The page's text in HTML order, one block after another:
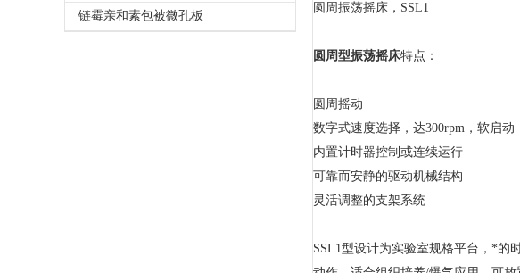
针法）
链霉亲和素包被微孔板
圆周振荡摇床，SSL1
圆周型振荡摇床特点：
圆周摇动
数字式速度选择，达300rpm，软启动
内置计时器控制或连续运行
可靠而安静的驱动机械结构
灵活调整的支架系统
SSL1型设计为实验室规格平台，*的